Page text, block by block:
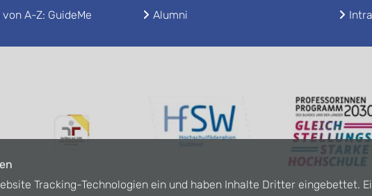
A-Z: GuideMe
Alumni
Tracking-Technologien ein und haben Inhalte Dritter eingebettet.